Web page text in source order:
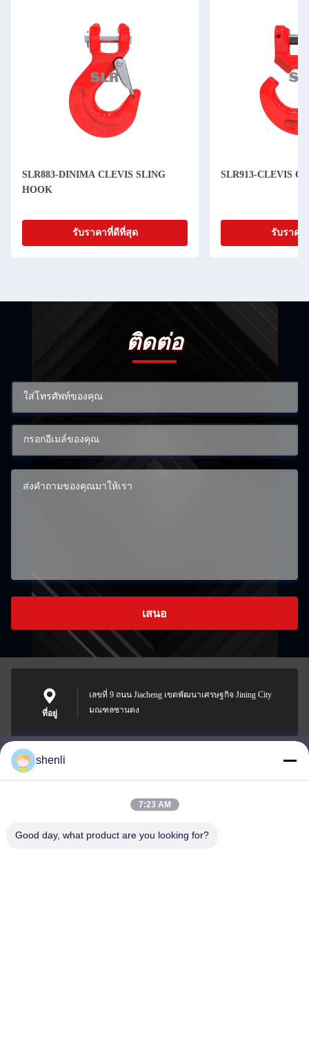
SLR883-DINIMA CLEVIS SLING
HOOK
รับราคาที่ดีที่สุด
SLR913-CLEVIS C
รับราคา
ติดต่อ
เสนอ
ที่อยู่
เลขที่ 9 ถนน Jiacheng เขตพัฒนาเศรษฐกิจ Jining City
มณฑลซานตง
shenli@shenlirigging.com
shenli
7:23 AM
Good day, what product are you looking for?